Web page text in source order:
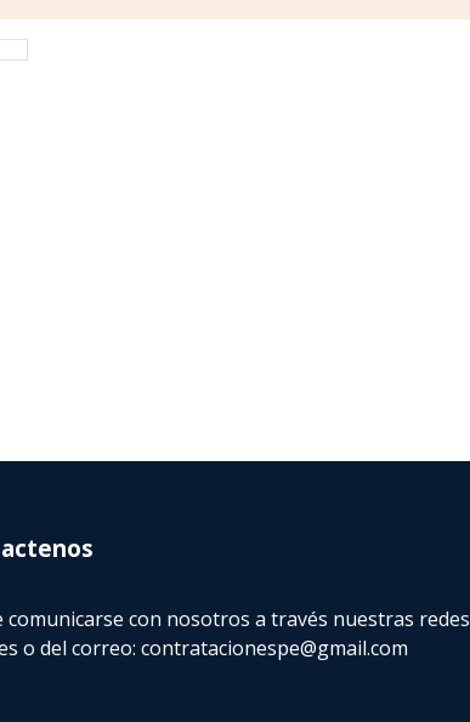
comunicarse con nosotros a través nuestras redes
o del correo:contratacionespe@gmail.com